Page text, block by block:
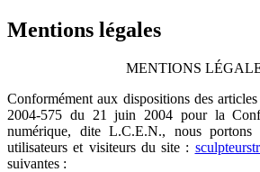
Mentions légales
MENTIONS
Conformément aux dispositions des
2004-575 du 21 juin 2004 pour la
numérique, dite L.C.E.N., nous portons
utilisateurs et visiteurs du site :
suivantes :